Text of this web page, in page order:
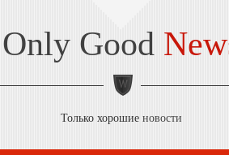
Only Good
Только хорошие новости